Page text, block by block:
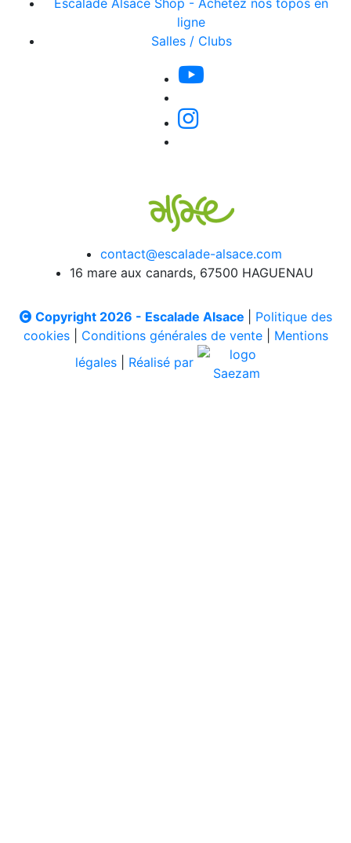
Escalade Alsace Shop - Achetez nos topos en
ligne
Salles / Clubs
contact@escalade-alsace.com
16 mare aux canards, 67500 HAGUENAU
Copyright 2026 - Escalade Alsace
Politique des
cookies| Conditions générales de vente| Mentions
légales
Réalisé par